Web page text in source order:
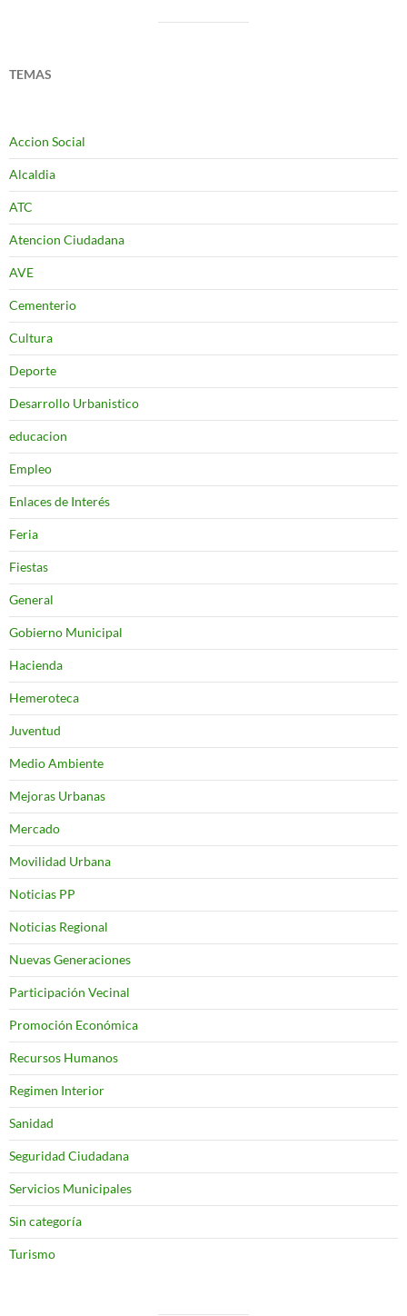
TEMAS
Accion Social
Alcaldia
ATC
Atencion Ciudadana
AVE
Cementerio
Cultura
Deporte
Desarrollo Urbanistico
educacion
Empleo
Enlaces de Interés
Feria
Fiestas
General
Gobierno Municipal
Hacienda
Hemeroteca
Juventud
Medio Ambiente
Mejoras Urbanas
Mercado
Movilidad Urbana
Noticias PP
Noticias Regional
Nuevas Generaciones
Participación Vecinal
Promoción Económica
Recursos Humanos
Regimen Interior
Sanidad
Seguridad Ciudadana
Servicios Municipales
Sin categoría
Turismo